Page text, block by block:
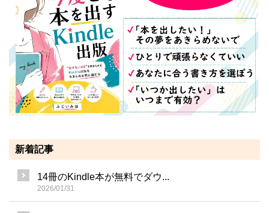
新着記事
14冊のKindle本が無料でダウ...
2026/01/31